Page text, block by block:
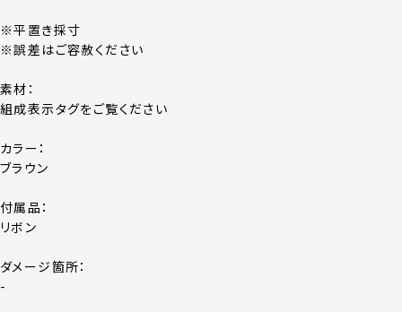
※平置き採寸
※誤差はご容赦ください
素材：
組成表示タグをご覧ください
カラー：
ブラウン
付属品：
リボン
ダメージ箇所：
-